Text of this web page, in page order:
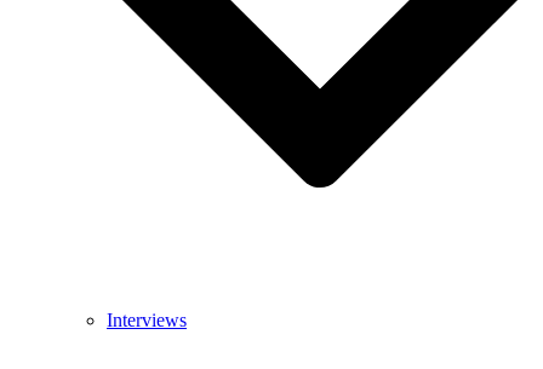
Interviews